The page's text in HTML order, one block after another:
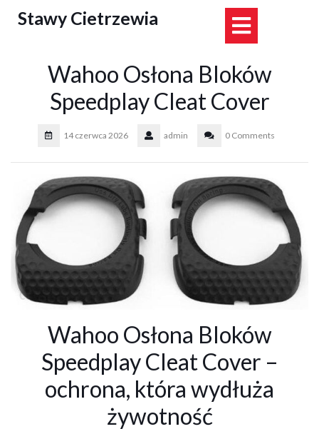
Stawy Cietrzewia
Wahoo Osłona Bloków
Speedplay Cleat Cover
14 czerwca 2026 admin 0 Comments
Wahoo Osłona Bloków
Speedplay Cleat Cover –
ochrona, która wydłuża
żywotność